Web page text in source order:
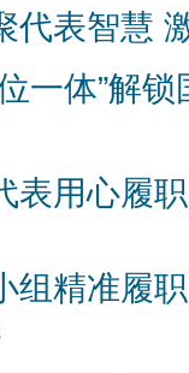
代表智慧
一体”解
表用心履
组精准履